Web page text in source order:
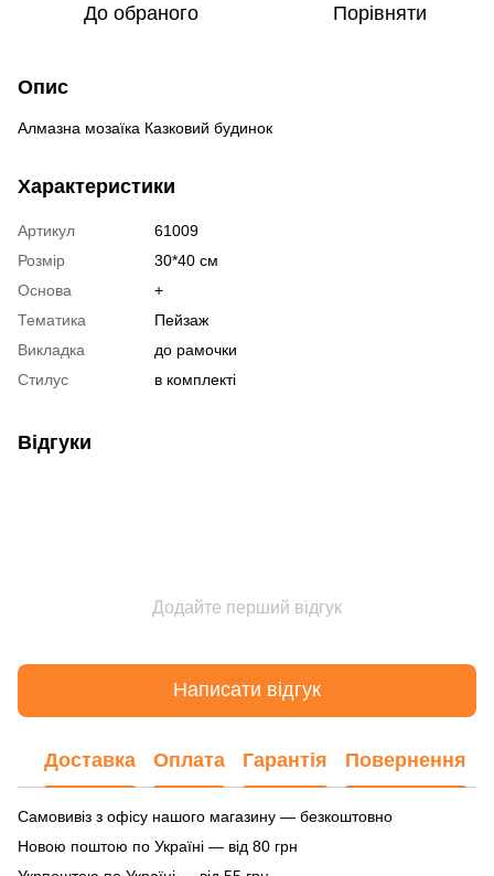
До обраного Порівняти
Опис
Алмазна мозаїка Казковий будинок
Характеристики
Артикул
61009
Розмір
30*40 см
Основа
+
Тематика
Пейзаж
Викладка
до рамочки
Стилус
в комплекті
Відгуки
Додайте перший відгук
Написати відгук
Доставка Оплата Гарантія Повернення
Самовивіз з офісу нашого магазину — безкоштовно
Новою поштою по Україні — від 80 грн